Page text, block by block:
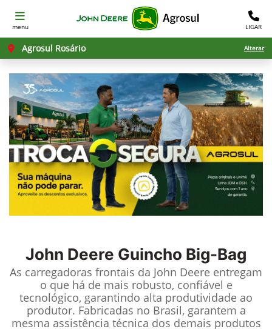
menu LIGAR
Agrosul Rosário Alterar
John Deere Guincho Big-Bag
As carregadoras frontais da John Deere entregam
o que há de mais robusto, confiável e
tecnológico, garantindo alta produtividade ao
produtor. Fabricadas no Brasil, garantem a
mesma assistência técnica dos demais produtos